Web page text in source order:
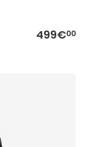
499€00